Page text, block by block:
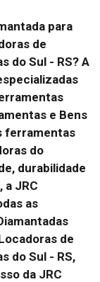
para
de
do Sul - RS? A
e Bens
ferramentas
do
durabilidade
a JRC
as
de
do Sul - RS,
da JRC